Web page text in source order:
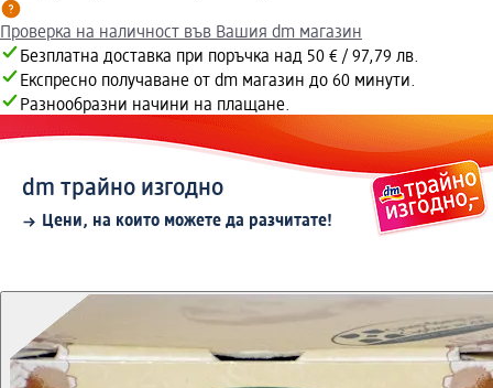
Проверка на наличност във Вашия dm магазин
Безплатна доставка при поръчка над 50 € / 97,79 лв.
Експресно получаване от dm магазин до 60 минути.
Разнообразни начини на плащане.
dm трайно изгодно
Цени, на които можете да разчитате!